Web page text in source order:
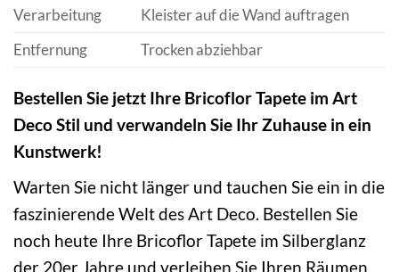
Verarbeitung
Kleister auf die Wand auftragen
Entfernung
Trocken abziehbar
Bestellen Sie jetzt Ihre Bricoflor Tapete im Art
Deco Stil und verwandeln Sie Ihr Zuhause in ein
Kunstwerk!
Warten Sie nicht länger und tauchen Sie ein in die
faszinierende Welt des Art Deco. Bestellen Sie
noch heute Ihre Bricoflor Tapete im Silberglanz
der 20er Jahre und verleihen Sie Ihren Räumen